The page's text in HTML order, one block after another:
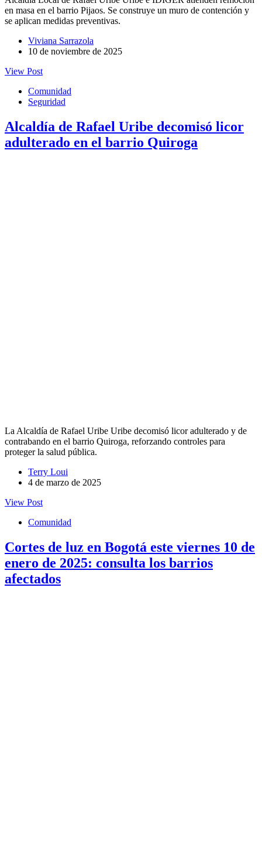
en masa en el barrio Pijaos. Se construye un muro de contención y
se aplican medidas preventivas.
Viviana Sarrazola
10 de noviembre de 2025
View Post
Comunidad
Seguridad
Alcaldía de Rafael Uribe decomisó licor
adulterado en el barrio Quiroga
La Alcaldía de Rafael Uribe Uribe decomisó licor adulterado y de
contrabando en el barrio Quiroga, reforzando controles para
proteger la salud pública.
Terry Loui
4 de marzo de 2025
View Post
Comunidad
Cortes de luz en Bogotá este viernes 10 de
enero de 2025: consulta los barrios
afectados